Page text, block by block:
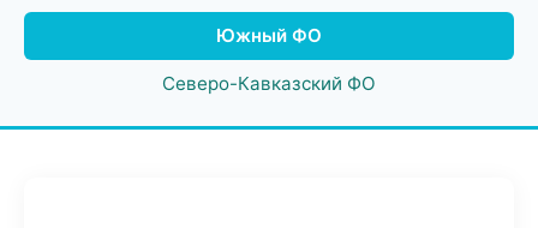
Южный ФО
Северо-Кавказский ФО